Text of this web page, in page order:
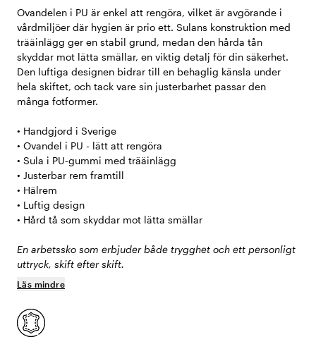
Ovandelen i PU är enkel att rengöra, vilket är avgörande i
vårdmiljöer där hygien är prio ett. Sulans konstruktion med
trääinlägg ger en stabil grund, medan den hårda tån
skyddar mot lätta smällar, en viktig detalj för din säkerhet.
Den luftiga designen bidrar till en behaglig känsla under
hela skiftet, och tack vare sin justerbarhet passar den
många fotformer.
• Handgjord i Sverige
• Ovandel i PU - lätt att rengöra
• Sula i PU-gummi med trääinlägg
• Justerbar rem framtill
• Hälrem
• Luftig design
• Hård tå som skyddar mot lätta smällar
En arbetssko som erbjuder både trygghet och ett personligt
uttryck, skift efter skift.
Läs mindre